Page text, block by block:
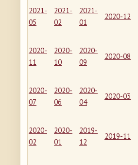
2021-
05
2021-
02
2021-
01
2020-12
2020-
11
2020-
10
2020-
09
2020-08
2020-
07
2020-
06
2020-
04
2020-03
2020-
02
2020-
01
2019-
12
2019-11